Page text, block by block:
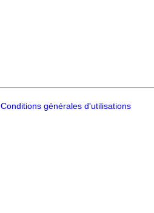
Conditions générales d'utilisations